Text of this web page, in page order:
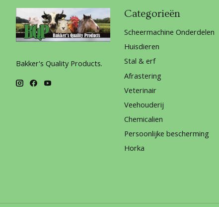
Bakker's Quality Products.
Categorieën
Scheermachine Onderdelen
Huisdieren
Stal & erf
Afrastering
Veterinair
Veehouderij
Chemicalien
Persoonlijke bescherming
Horka